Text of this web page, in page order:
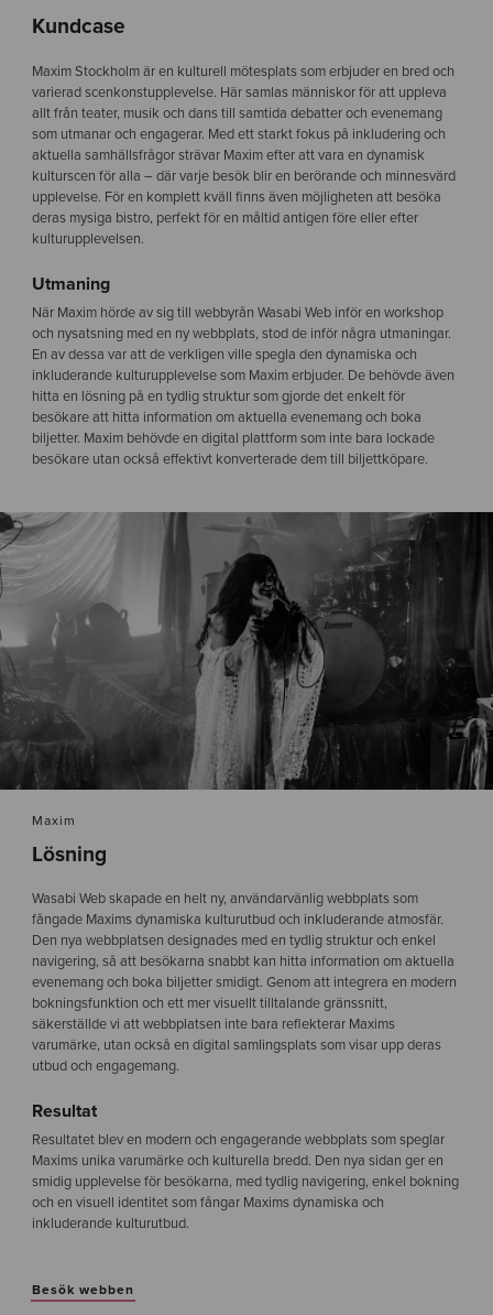
Kundcase
Maxim Stockholm är en kulturell mötesplats som erbjuder en bred och
varierad scenkonstupplevelse. Här samlas människor för att uppleva
allt från teater, musik och dans till samtida debatter och evenemang
som utmanar och engagerar. Med ett starkt fokus på inkludering och
aktuella samhällsfrågor strävar Maxim efter att vara en dynamisk
kulturscen för alla – där varje besök blir en berörande och minnesvärd
upplevelse. För en komplett kväll finns även möjligheten att besöka
deras mysiga bistro, perfekt för en måltid antigen före eller efter
kulturupplevelsen.
Utmaning
När Maxim hörde av sig till webbyrån Wasabi Web inför en workshop
och nysatsning med en ny webbplats, stod de inför några utmaningar.
En av dessa var att de verkligen ville spegla den dynamiska och
inkluderande kulturupplevelse som Maxim erbjuder. De behövde även
hitta en lösning på en tydlig struktur som gjorde det enkelt för
besökare att hitta information om aktuella evenemang och boka
biljetter. Maxim behövde en digital plattform som inte bara lockade
besökare utan också effektivt konverterade dem till biljettköpare.
Maxim
Lösning
Wasabi Web skapade en helt ny, användarvänlig webbplats som
fångade Maxims dynamiska kulturutbud och inkluderande atmosfär.
Den nya webbplatsen designades med en tydlig struktur och enkel
navigering, så att besökarna snabbt kan hitta information om aktuella
evenemang och boka biljetter smidigt. Genom att integrera en modern
bokningsfunktion och ett mer visuellt tilltalande gränssnitt,
säkerställde vi att webbplatsen inte bara reflekterar Maxims
varumärke, utan också en digital samlingsplats som visar upp deras
utbud och engagemang.
Resultat
Resultatet blev en modern och engagerande webbplats som speglar
Maxims unika varumärke och kulturella bredd. Den nya sidan ger en
smidig upplevelse för besökarna, med tydlig navigering, enkel bokning
och en visuell identitet som fångar Maxims dynamiska och
inkluderande kulturutbud.
Besök webben